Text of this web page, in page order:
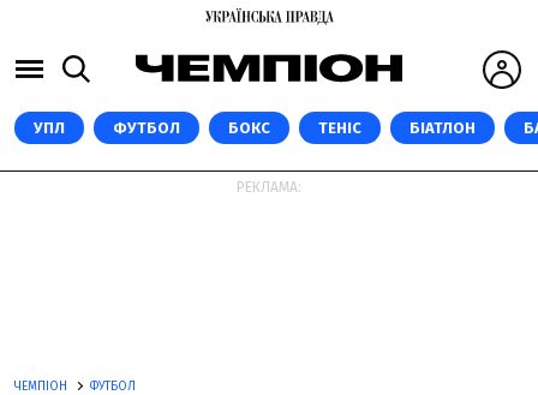
УПЛ ФУТБОЛ БОКС ТЕНІС БІАТЛОН
РЕКЛАМА:
ЧЕМПІОН ФУТБОЛ